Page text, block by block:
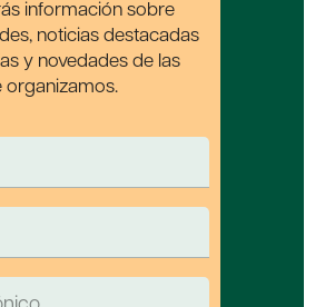
información sobre
noticias destacadas
y novedades de las
organizamos.